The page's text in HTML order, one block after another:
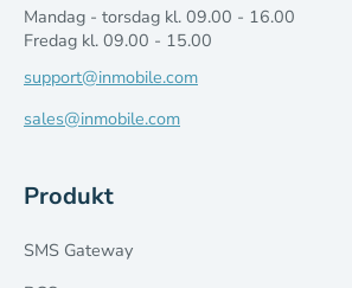
Mandag - torsdag kl. 09.00 - 16.00
Fredag kl. 09.00 - 15.00
support@inmobile.com
sales@inmobile.com
Produkt
SMS Gateway